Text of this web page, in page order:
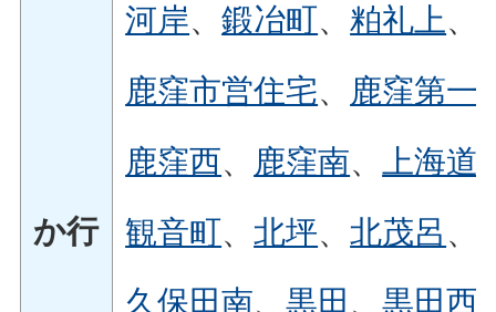
か行
河岸、鍛冶町、粕礼上、
鹿窪市営住宅、
鹿窪第一
鹿窪西、 鹿窪南、 上海道
観音町、北坪、北茂呂 、
久保田南、黒田 、黒田西